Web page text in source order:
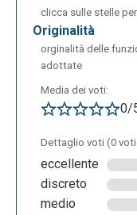
clicca sulle stelle
originalità
orginalità delle
adottate
Media dei voti:
0/
Dettaglio voti (0
eccellente
discreto
medio